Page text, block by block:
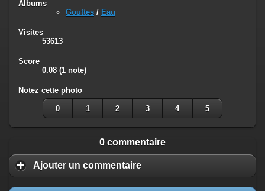
Albums
Gouttes / Eau
Visites
53613
Score
0.08 (1 note)
Notez cette photo
0 1 2 3 4 5
0 commentaire
Ajouter un commentaire